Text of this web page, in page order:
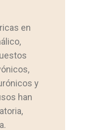
en
y
han